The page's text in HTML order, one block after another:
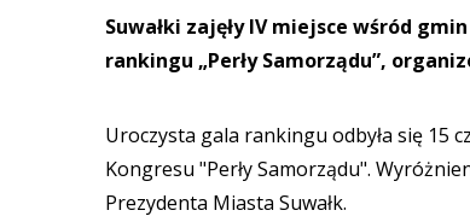
Suwałki zajęły IV miejsce wśród
rankingu „Perły Samorządu”,
Uroczysta gala rankingu odbyła się 15
Kongresu "Perły Samorządu".
Prezydenta Miasta Suwałk.